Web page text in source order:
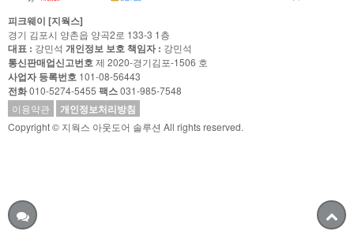
피크웨이 [지웍스]
경기 김포시 양촌읍 양곡2로 133-3 1층
대표 : 강민석 개인정보 보호 책임자 : 강민석
통신판매업신고번호제 2020-경기김포-1506 호
사업자 등록번호 101-08-56443
전화010-5274-5455 팩스031-985-7548
이용약관
개인정보처리방침
Copyright © 지웍스 아웃도어 솔루션 All rights reserved.